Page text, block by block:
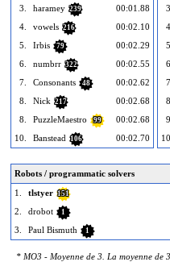
3.
haramey 239
00:01.88
4.
vowels 216
00:02.10
5.
Irbis 79
00:02.29
6.
numbrr 322
00:02.55
7.
Consonants 48
00:02.62
8.
Nick 217
00:02.68
8.
PuzzleMaestro 99
00:02.68
10.
Banstead 106 00:02.70
3.
4.
5.
6.
7.
8.
9.
10.
Robots / programmatic solvers
1.
tlstyer 151
2. drobot 1
3. Paul Bismuth 1
* MO3 - Moyenne de 3. La moyenne de